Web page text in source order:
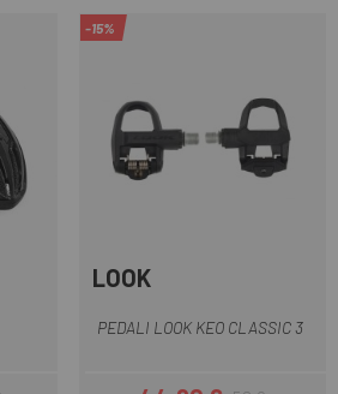
-15%
LOOK
PEDALI LOOK KEO CLASSIC 3